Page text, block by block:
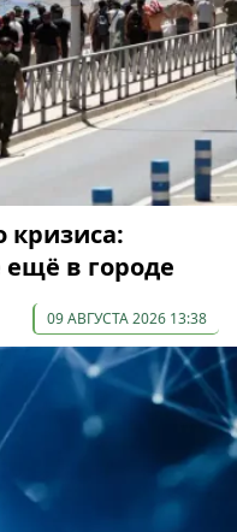
кризиса:
в городе
09 АВГУСТА 2026 13:38